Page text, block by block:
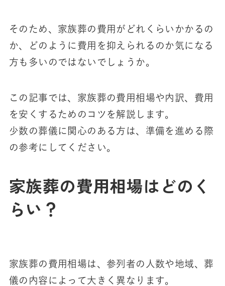
そのため、家族葬の費用がどれくらいかかるの
か、どのように費用を抑えられるのか気になる
方も多いのではないでしょうか。
この記事では、家族葬の費用相場や内訳、費用
を安くするためのコツを解説します。
少数の葬儀に関心のある方は、準備を進める際
の参考にしてください。
家族葬の費用相場はどのく
らい？
家族葬の費用相場は、参列者の人数や地域、葬
儀の内容によって大きく異なります。